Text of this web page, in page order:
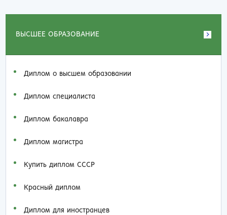
ВЫСШЕЕ ОБРАЗОВАНИЕ
Диплом о высшем образовании
Диплом специалиста
Диплом бакалавра
Диплом магистра
Купить диплом СССР
Красный диплом
Диплом для иностранцев